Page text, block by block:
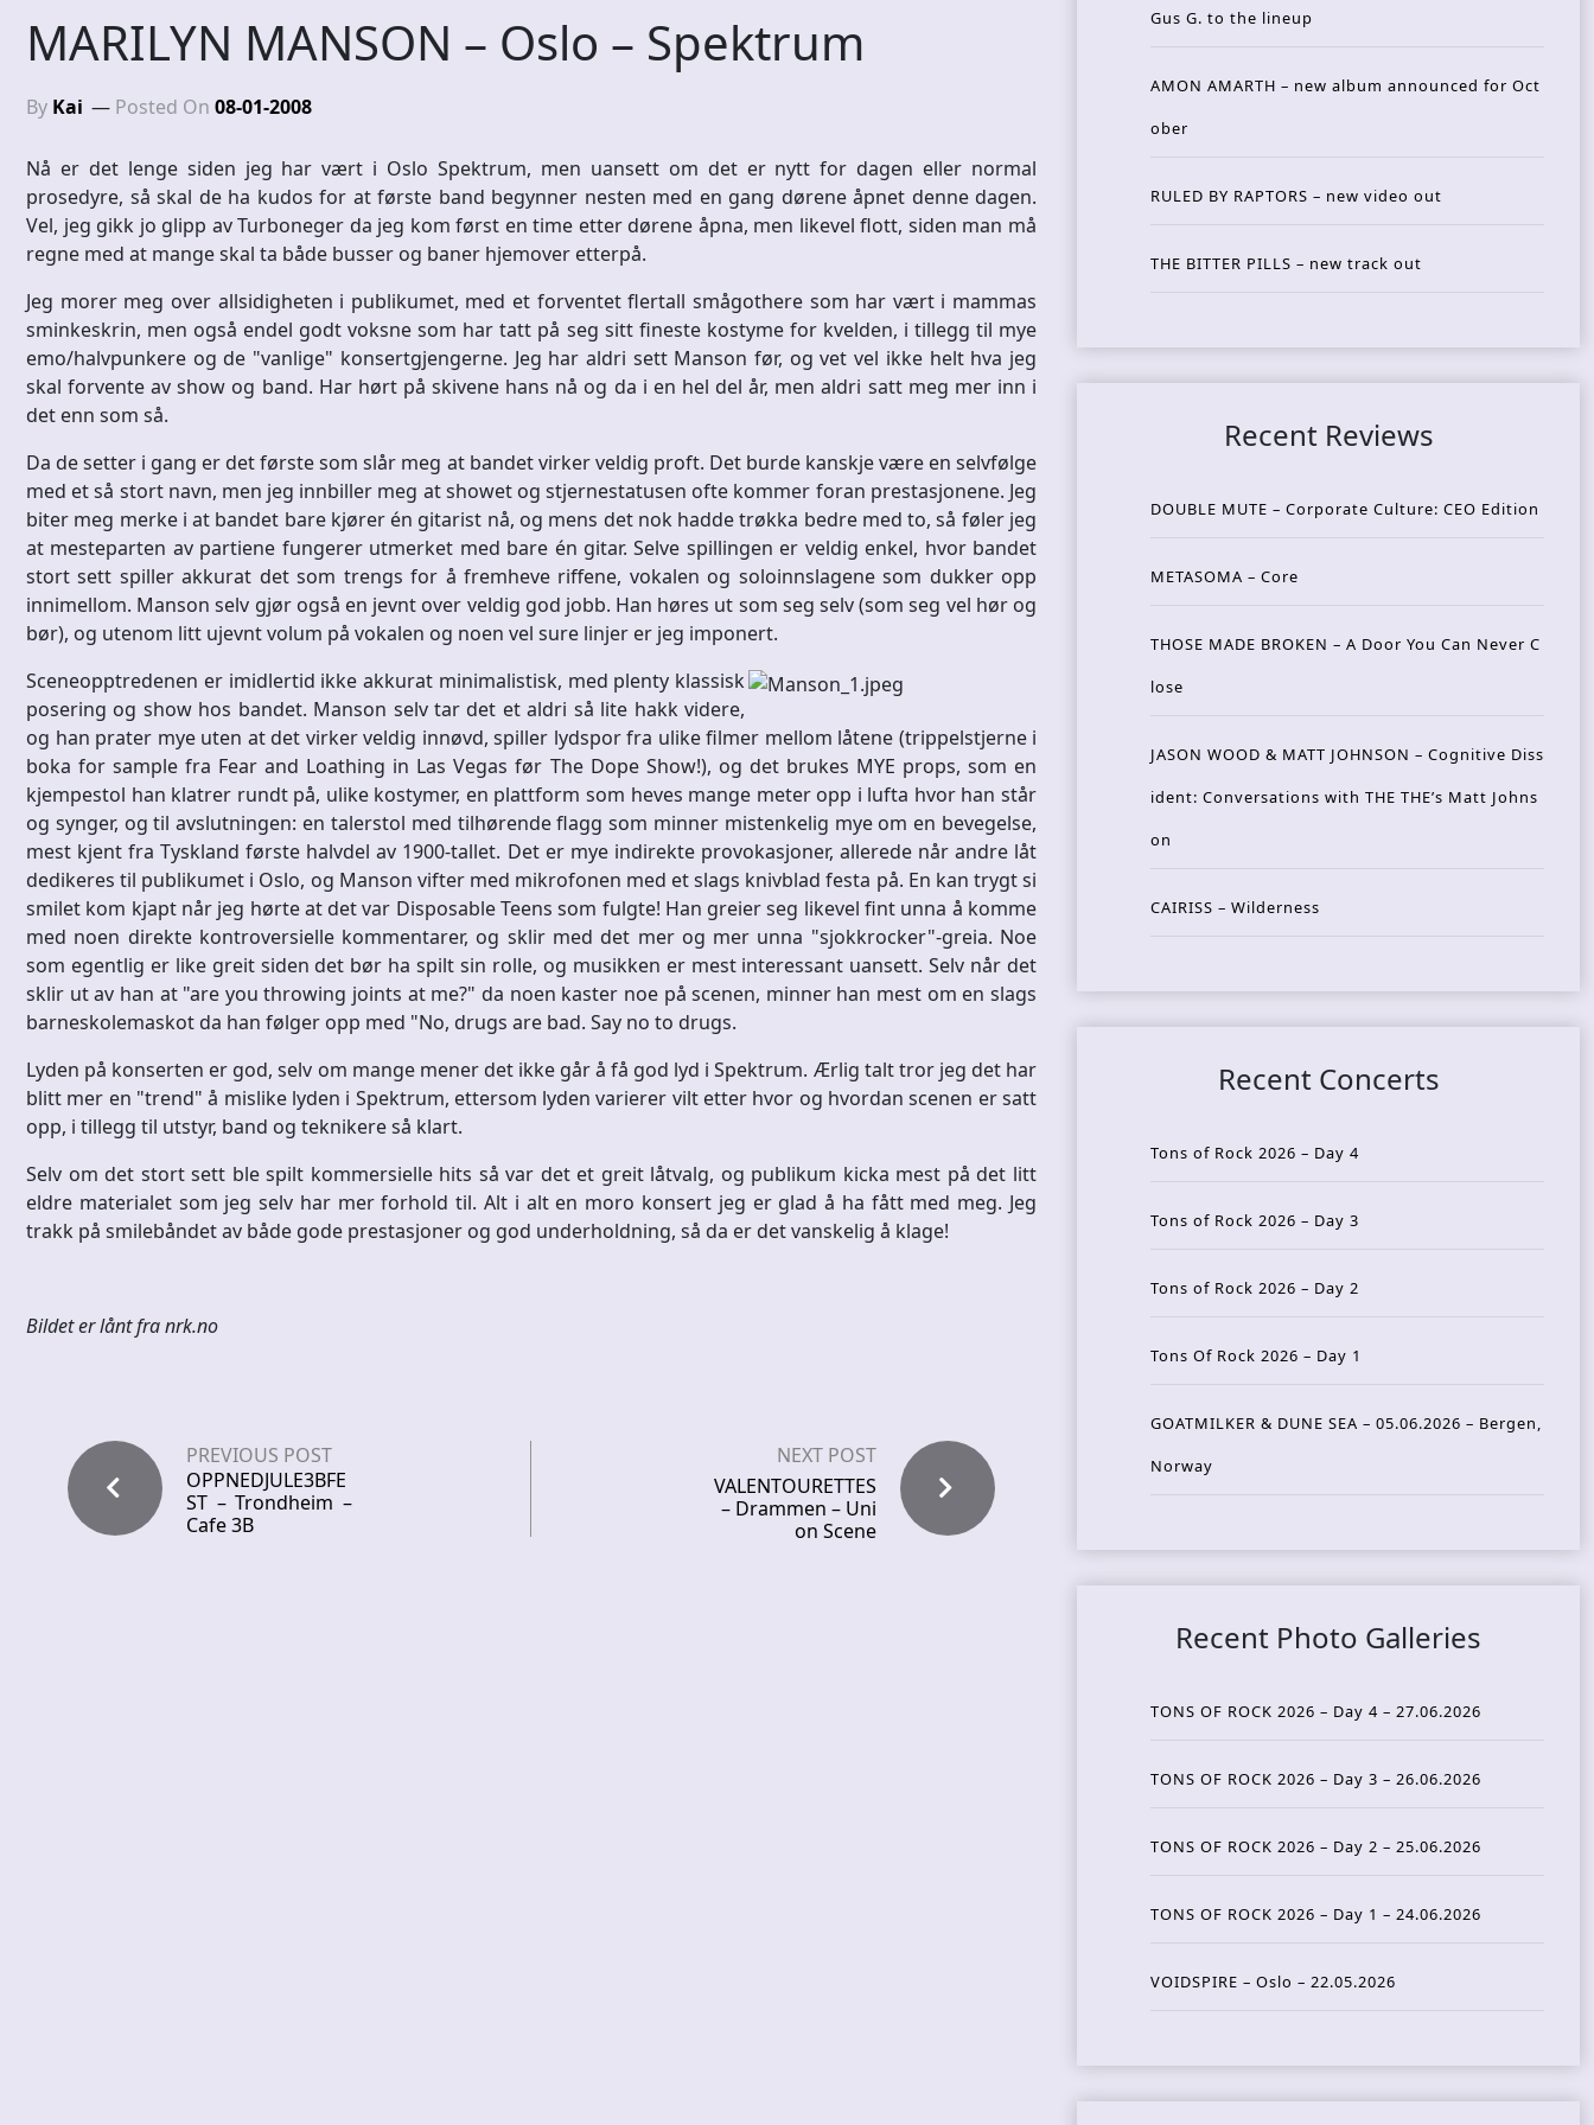
MARILYN MANSON – Oslo – Spektrum
By Kai Posted On 08-01-2008
Nå er det lenge siden jeg har vært i Oslo Spektrum, men uansett om det er nytt for dagen eller normal
prosedyre, så skal de ha kudos for at første band begynner nesten med en gang dørene åpnet denne dagen.
Vel, jeg gikk jo glipp av Turboneger da jeg kom først en time etter dørene åpna, men likevel flott, siden man må
regne med at mange skal ta både busser og baner hjemover etterpå.
Jeg morer meg over allsidigheten i publikumet, med et forventet flertall smågothere som har vært i mammas
sminkeskrin, men også endel godt voksne som har tatt på seg sitt fineste kostyme for kvelden, i tillegg til mye
emo/halvpunkere og de "vanlige" konsertgjengerne. Jeg har aldri sett Manson før, og vet vel ikke helt hva jeg
skal forvente av show og band. Har hørt på skivene hans nå og da i en hel del år, men aldri satt meg mer inn i
det enn som så.
Da de setter i gang er det første som slår meg at bandet virker veldig proft. Det burde kanskje være en selvfølge
med et så stort navn, men jeg innbiller meg at showet og stjernestatusen ofte kommer foran prestasjonene. Jeg
biter meg merke i at bandet bare kjører én gitarist nå, og mens det nok hadde trøkka bedre med to, så føler jeg
at mesteparten av partiene fungerer utmerket med bare én gitar. Selve spillingen er veldig enkel, hvor bandet
stort sett spiller akkurat det som trengs for å fremheve riffene, vokalen og soloinnslagene som dukker opp
innimellom. Manson selv gjør også en jevnt over veldig god jobb. Han høres ut som seg selv (som seg vel hør og
bør), og utenom litt ujevnt volum på vokalen og noen vel sure linjer er jeg imponert.
Sceneopptredenen er imidlertid ikke akkurat minimalistisk, med plenty klassisk
posering og show hos bandet. Manson selv tar det et aldri så lite hakk videre,
og han prater mye uten at det virker veldig innøvd, spiller lydspor fra ulike filmer mellom låtene (trippelstjerne i
boka for sample fra Fear and Loathing in Las Vegas før The Dope Show!), og det brukes MYE props, som en
kjempestol han klatrer rundt på, ulike kostymer, en plattform som heves mange meter opp i lufta hvor han står
og synger, og til avslutningen: en talerstol med tilhørende flagg som minner mistenkelig mye om en bevegelse,
mest kjent fra Tyskland første halvdel av 1900-tallet. Det er mye indirekte provokasjoner, allerede når andre låt
dedikeres til publikumet i Oslo, og Manson vifter med mikrofonen med et slags knivblad festa på. En kan trygt si
smilet kom kjapt når jeg hørte at det var Disposable Teens som fulgte! Han greier seg likevel fint unna å komme
med noen direkte kontroversielle kommentarer, og sklir med det mer og mer unna "sjokkrocker"-greia. Noe
som egentlig er like greit siden det bør ha spilt sin rolle, og musikken er mest interessant uansett. Selv når det
sklir ut av han at "are you throwing joints at me?" da noen kaster noe på scenen, minner han mest om en slags
barneskolemaskot da han følger opp med "No, drugs are bad. Say no to drugs.
Lyden på konserten er god, selv om mange mener det ikke går å få god lyd i Spektrum. Ærlig talt tror jeg det har
blitt mer en "trend" å mislike lyden i Spektrum, ettersom lyden varierer vilt etter hvor og hvordan scenen er satt
opp, i tillegg til utstyr, band og teknikere så klart.
Selv om det stort sett ble spilt kommersielle hits så var det et greit låtvalg, og publikum kicka mest på det litt
eldre materialet som jeg selv har mer forhold til. Alt i alt en moro konsert jeg er glad å ha fått med meg. Jeg
trakk på smilebåndet av både gode prestasjoner og god underholdning, så da er det vanskelig å klage!
Bildet er lånt fra nrk.no
PREVIOUS POST
OPPNEDJULE3BFE
ST – Trondheim –
Cafe 3B
NEXT POST
VALENTOURETTES
– Drammen – Uni
on Scene
Gus G. to the lineup
AMON AMARTH – new album announced for Oct
ober
RULED BY RAPTORS – new video out
THE BITTER PILLS – new track out
Recent Reviews
DOUBLE MUTE – Corporate Culture: CEO Edition
METASOMA – Core
THOSE MADE BROKEN – A Door You Can Never C
lose
JASON WOOD & MATT JOHNSON – Cognitive Diss
ident: Conversations with THE THE’s Matt Johns
on
CAIRISS – Wilderness
Recent Concerts
Tons of Rock 2026 – Day 4
Tons of Rock 2026 – Day 3
Tons of Rock 2026 – Day 2
Tons Of Rock 2026 – Day 1
GOATMILKER & DUNE SEA – 05.06.2026 – Bergen,
Norway
Recent Photo Galleries
TONS OF ROCK 2026 – Day 4 – 27.06.2026
TONS OF ROCK 2026 – Day 3 – 26.06.2026
TONS OF ROCK 2026 – Day 2 – 25.06.2026
TONS OF ROCK 2026 – Day 1 – 24.06.2026
VOIDSPIRE – Oslo – 22.05.2026